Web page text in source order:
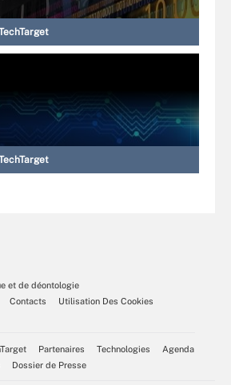
et de déontologie
Contacts
Utilisation Des Cookies
Partenaires Technologies
Agenda
Dossier de Presse